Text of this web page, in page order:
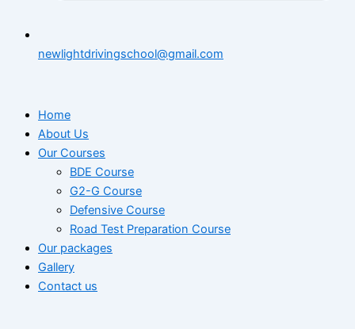
newlightdrivingschool@gmail.com
Home
About Us
Our Courses
BDE Course
G2-G Course
Defensive Course
Road Test Preparation Course
Our packages
Gallery
Contact us